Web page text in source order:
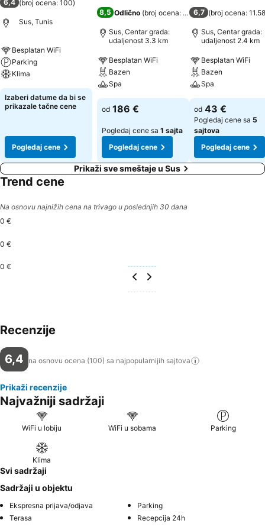
6,4 (broj ocena: 100)
Sus, Tunis
Besplatan WiFi
Parking
Klima
Izaberi datume da bi se
prikazale tačne cene
Pogledaj cene
8,5 Odlično (broj ocena: 7.812)
Sus, Centar grada:
udaljenost 3.3 km
Besplatan WiFi
Bazen
Spa
od 186 €
Pogledaj cene sa 1 sajta
Pogledaj cene
6,7 (broj ocena:
Sus, Centar grada:
udaljenost 2.4 km
Besplatan WiFi
Bazen
Spa
od 43 €
Pogledaj cene sa 5
sajtova
Pogledaj cene
Prikaži sve smeštaje u Sus
Trend cene
Na osnovu najnižih cena na trivago u poslednjih 30 dana
0 €
0 €
0 €
Recenzije
6,4 na osnovu ocena (100) sa najpopularnijih sajtova
Prikaži recenzije
Najvažniji sadržaji
WiFi u lobiju WiFi u sobama Parking
Klima
Svi sadržaji
Sadržaji u objektu
Ekspresna prijava/odjava
Parking
Terasa
Recepcija 24h